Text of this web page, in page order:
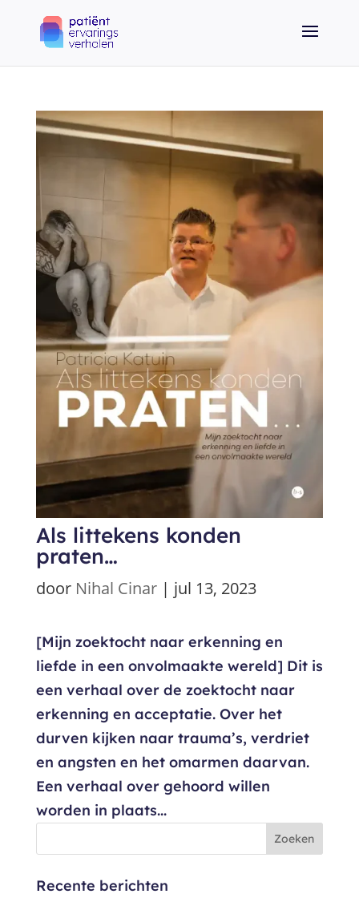
Als littekens konden
praten…
door Nihal Cinar| jul 13, 2023
[Mijn zoektocht naar erkenning en
liefde in een onvolmaakte wereld] Dit is
een verhaal over de zoektocht naar
erkenning en acceptatie. Over het
durven kijken naar trauma’s, verdriet
en angsten en het omarmen daarvan.
Een verhaal over gehoord willen
worden in plaats...
Recente berichten